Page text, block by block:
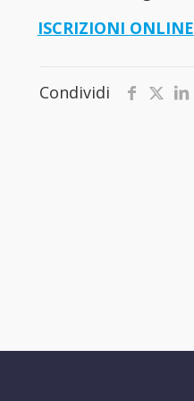
ISCRIZIONI ONLINE
Condividi